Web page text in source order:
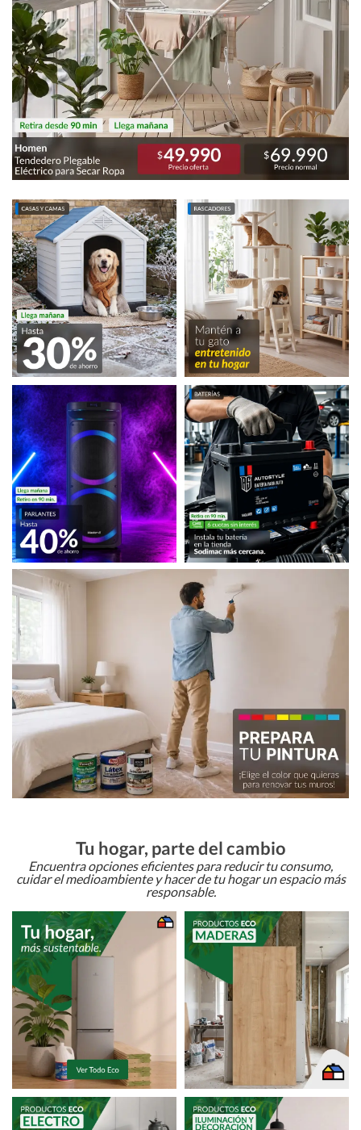
Tu hogar, parte del cambio
Encuentra opciones eficientes para reducir tu consumo,
cuidar el medioambiente y hacer de tu hogar un espacio más
responsable.